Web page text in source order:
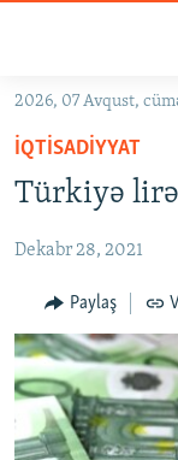
Əsas
qayıt
Əsas
naviqasiyaya
qayıt
GÜNDƏM
#İZAHLA
KORRUPSIOMETR
#ƏSLINDƏ
FƏRQƏ BAX
QANUNI DOĞRU
ARAŞDIRMA
MULTIMEDIA
2026, 07 Avqust,
İQTISADIYYAT
Türkiyə
Dekabr 28, 2021
Paylaş